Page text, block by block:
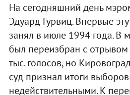
На сегодняшний день
Эдуард Гурвиц. Впервые
занял в июле 1994 года. В
был переизбран с отрывом
тыс. голосов, но
суд признал итоги выборов
недействительными. К